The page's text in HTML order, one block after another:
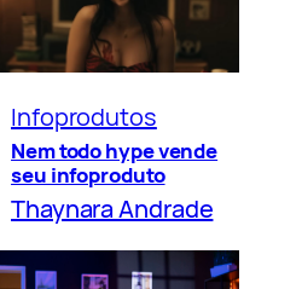
Infoprodutos
Nem todo hype vende
seu infoproduto
Thaynara Andrade